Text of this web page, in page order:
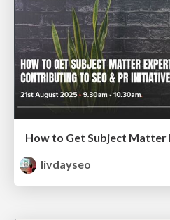
livdayseo